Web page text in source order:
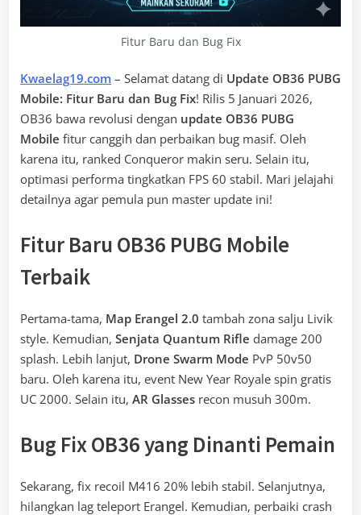
Fitur Baru dan Bug Fix
Kwaelag19.com – Selamat datang di Update OB36 PUBG
Mobile: Fitur Baru dan Bug Fix! Rilis 5 Januari 2026,
OB36 bawa revolusi dengan update OB36 PUBG
Mobile fitur canggih dan perbaikan bug masif. Oleh
karena itu, ranked Conqueror makin seru. Selain itu,
optimasi performa tingkatkan FPS 60 stabil. Mari jelajahi
detailnya agar pemula pun master update ini!
Fitur Baru OB36 PUBG Mobile
Terbaik
Pertama-tama, Map Erangel 2.0 tambah zona salju Livik
style. Kemudian, Senjata Quantum Rifle damage 200
splash. Lebih lanjut, Drone Swarm Mode PvP 50v50
baru. Oleh karena itu, event New Year Royale spin gratis
UC 2000. Selain itu, AR Glasses recon musuh 300m.
Bug Fix OB36 yang Dinanti Pemain
Sekarang, fix recoil M416 20% lebih stabil. Selanjutnya,
hilangkan lag teleport Erangel. Kemudian, perbaiki crash